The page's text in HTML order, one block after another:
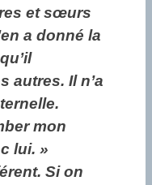
et sœurs
a donné la
autres. Il n’a
mon
lui. »
Si on